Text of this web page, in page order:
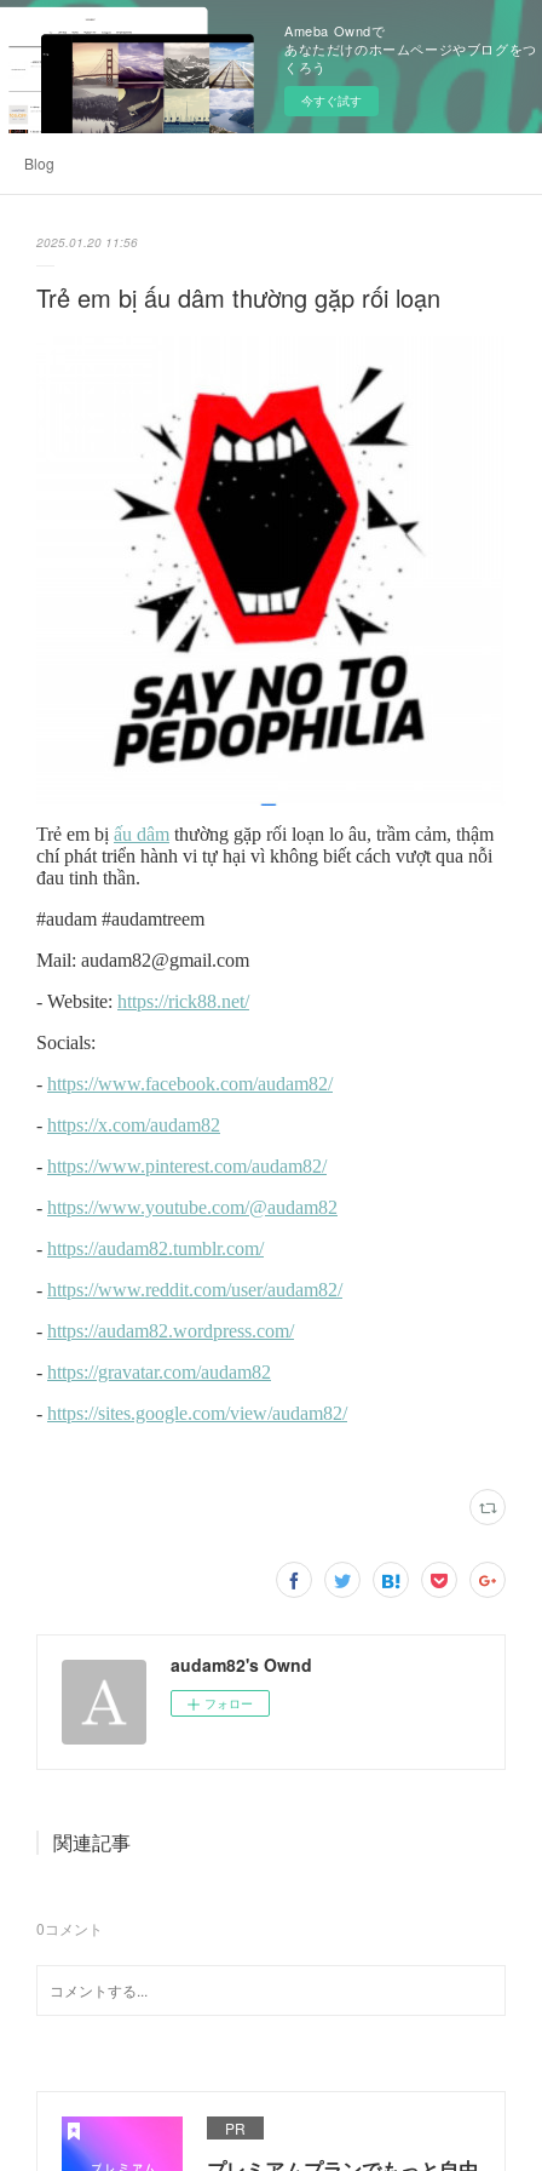
Ameba Owndで
あなただけのホームページやブログをつ
くろう
今すぐ試す
Blog
2025.01.20 11:56
Trẻ em bị ấu dâm thường gặp rối loạn
audam82's Ownd
フォロー
関連記事
0コメント
PR